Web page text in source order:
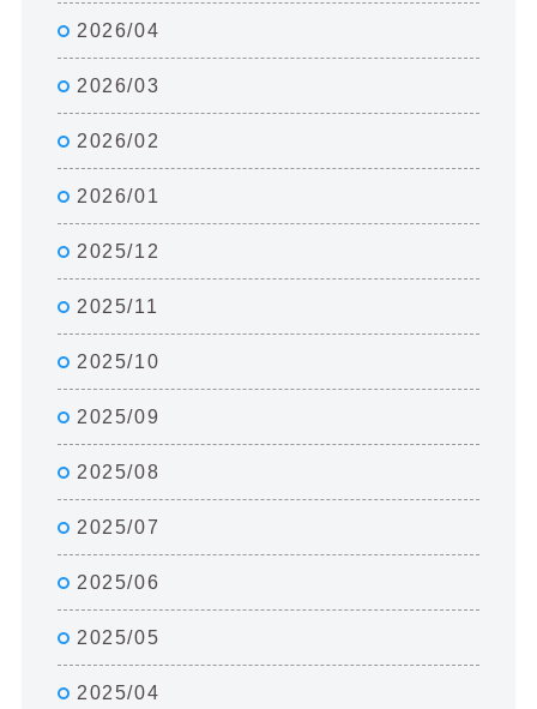
2026/04
2026/03
2026/02
2026/01
2025/12
2025/11
2025/10
2025/09
2025/08
2025/07
2025/06
2025/05
2025/04